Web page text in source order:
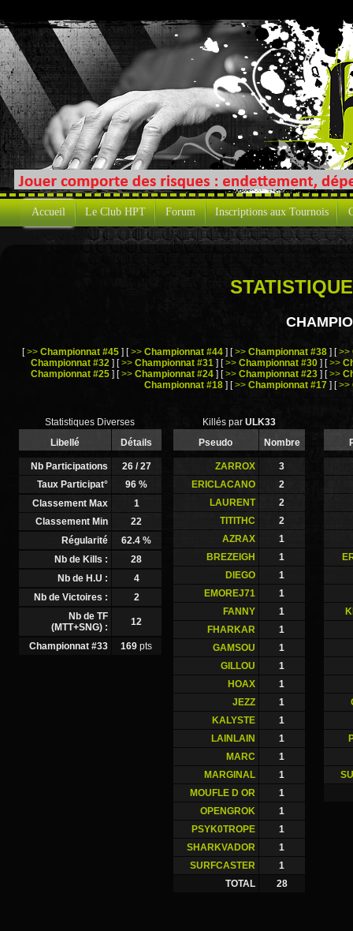
Accueil Le Club HPT Forum Inscriptions aux Tournois
[>> Championnat #45 ] [>> Championnat #44 ] [>> Championnat #38 ] [>>
Championnat #32 ] [>>Championnat #31 ] [>>Championnat #30 ] [>>
Championnat #25 ] [>>Championnat #24 ] [>>Championnat #23 ] [>>
Championnat #18 ] [>> Championnat #17 ] [>>
Statistiques Diverses
Libellé
Détails
Nb Participations 26 / 27
Taux Participat°
96 %
Classement Max
1
Classement Min
22
Régularité
62.4 %
Nb de Kills :
28
Nb de H.U :
4
Nb de Victoires :
2
Nb de TF
(MTT+SNG) :
12
Championnat #33 169 pts
Killés par ULK33
Pseudo
Nombre
ZARROX
3
ERICLACANO
2
LAURENT
2
TITITHC
2
AZRAX
1
BREZEIGH
1
DIEGO
1
EMOREJ71
1
FANNY
1
FHARKAR
1
GAMSOU
1
GILLOU
1
HOAX
1
JEZZ
1
KALYSTE
1
LAINLAIN
1
MARC
1
MARGINAL
1
MOUFLE D OR
1
OPENGROK
1
PSYK0TROPE
1
SHARKVADOR
1
SURFCASTER
1
TOTAL
28